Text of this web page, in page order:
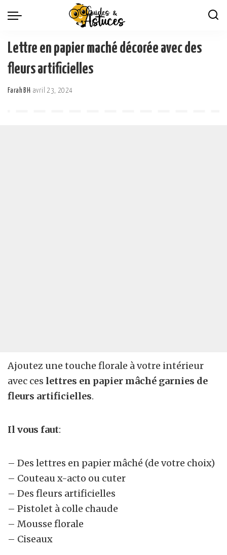
Lettre en papier maché décorée avec des
fleurs artificielles
Farah BH avril 23, 2024
Ajoutez une touche florale à votre intérieur
avec ces lettres en papier mâché garnies de
fleurs artificielles.
Il vous faut:
– Des lettres en papier mâché (de votre choix)
– Couteau x-acto ou cuter
– Des fleurs artificielles
– Pistolet à colle chaude
– Mousse florale
– Ciseaux